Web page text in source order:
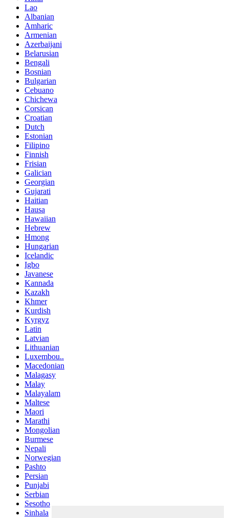
Lao
Albanian
Amharic
Armenian
Azerbaijani
Belarusian
Bengali
Bosnian
Bulgarian
Cebuano
Chichewa
Corsican
Croatian
Dutch
Estonian
Filipino
Finnish
Frisian
Galician
Georgian
Gujarati
Haitian
Hausa
Hawaiian
Hebrew
Hmong
Hungarian
Icelandic
Igbo
Javanese
Kannada
Kazakh
Khmer
Kurdish
Kyrgyz
Latin
Latvian
Lithuanian
Luxembou..
Macedonian
Malagasy
Malay
Malayalam
Maltese
Maori
Marathi
Mongolian
Burmese
Nepali
Norwegian
Pashto
Persian
Punjabi
Serbian
Sesotho
Sinhala